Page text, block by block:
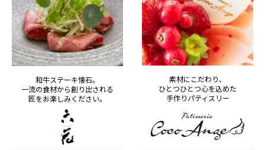
和牛ステーキ懐石。
一流の食材から創り出される
匠をお楽しみください。
素材にこだわり、
ひとつひとつ心を込めた
手作りパティスリー